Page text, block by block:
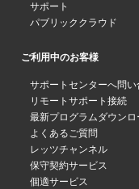
サポート
パブリッククラウド
ご利用中のお客様
サポートセンターへ問い
リモートサポート接続
最新プログラムダウンロ
よくあるご質問
レッツチャンネル
保守契約サービス
個適サービス